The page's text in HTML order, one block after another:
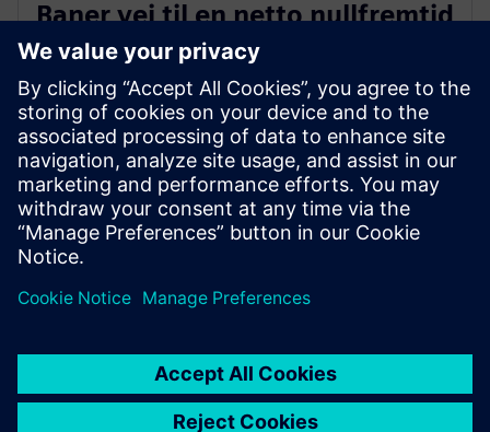
Baner vei til en netto nullfremtid
Lær strategier for å takle utfordringer med
avkarbonisering, for eksempel implementering av
transparente, datadrevne systemer for å spore
karbonfotavtrykk, ta i bruk fornybar energi og
integrere bærekraftige mobilitetsløsninger.